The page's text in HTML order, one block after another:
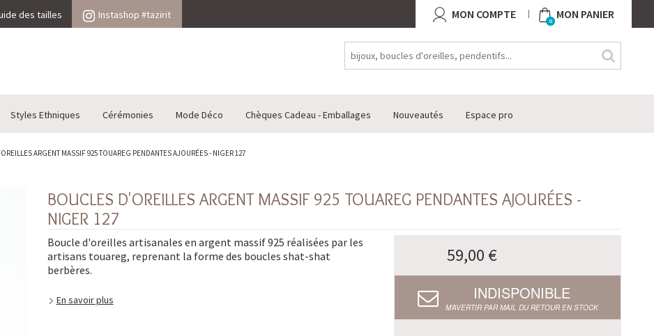
des tailles Instashop #tazirit MON COMPTE 0 MON PANIER
Styles Ethniques Cérémonies Mode Déco Chèques Cadeau - Emballages Nouveautés Espace pro
ARGENT MASSIF 925 TOUAREG PENDANTES AJOURÉES - NIGER 127
BOUCLES D'OREILLES ARGENT MASSIF 925 TOUAREG PENDANTES AJOURÉES -
NIGER 127
Boucle d'oreilles artisanales en argent massif 925 réalisées par les
artisans touareg, reprenant la forme des boucles shat-shat
berbères.
En savoir plus
59,00 €
INDISPONIBLE
M’AVERTIR PAR MAIL DU RETOUR EN STOCK